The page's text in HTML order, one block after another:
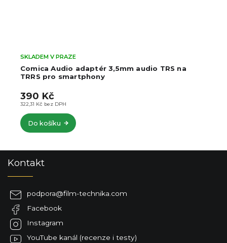
Comica Audio adaptér 3,5mm audio TRS na
TRRS pro smartphony
SKLADEM V PRAZE
322,31 Kč bez DPH
390 Kč
Do košíku
Kontakt
podpora@film-technika.com
Facebook
Instagram
YouTube kanál (recenze i testy)